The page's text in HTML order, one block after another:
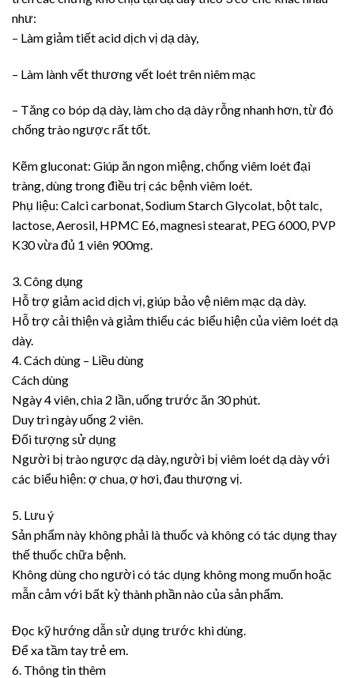
như:
– Làm giảm tiết acid dịch vị dạ dày,
– Làm lành vết thương vết loét trên niêm mạc
– Tăng co bóp dạ dày, làm cho dạ dày rỗng nhanh hơn, từ đó
chống trào ngược rất tốt.
Kẽm gluconat: Giúp ăn ngon miệng, chống viêm loét đại
tràng, dùng trong điều trị các bệnh viêm loét.
Phụ liệu: Calci carbonat, Sodium Starch Glycolat, bột talc,
lactose, Aerosil, HPMC E6, magnesi stearat, PEG 6000, PVP
K30 vừa đủ 1 viên 900mg.
3. Công dụng
Hỗ trợ giảm acid dịch vị, giúp bảo vệ niêm mạc dạ dày.
Hỗ trợ cải thiện và giảm thiểu các biểu hiện của viêm loét dạ
dày.
4. Cách dùng – Liều dùng
Cách dùng
Ngày 4 viên, chia 2 lần, uống trước ăn 30 phút.
Duy trì ngày uống 2 viên.
Đối tượng sử dụng
Người bị trào ngược dạ dày, người bị viêm loét dạ dày với
các biểu hiện: ợ chua, ợ hơi, đau thượng vị.
5. Lưu ý
Sản phẩm này không phải là thuốc và không có tác dụng thay
thế thuốc chữa bệnh.
Không dùng cho người có tác dụng không mong muốn hoặc
mẫn cảm với bất kỳ thành phần nào của sản phẩm.
Đọc kỹ hướng dẫn sử dụng trước khi dùng.
Để xa tầm tay trẻ em.
6. Thông tin thêm